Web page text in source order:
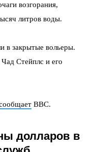
возгорания,
литров воды.
в закрытые вольеры.
Стейплс и его
BBC.
долларов в